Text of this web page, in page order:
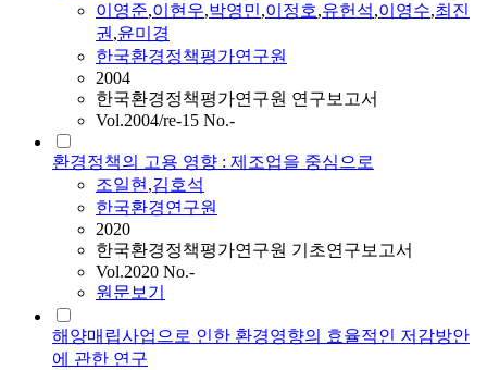
이영준,이현우,박영민,이정호,유헌석,이영수,최진
권,윤미경
한국환경정책평가연구원
2004
한국환경정책평가연구원 연구보고서
Vol.2004/re-15 No.-
환경정책의 고용 영향 : 제조업을 중심으로
조일현,김호석
한국환경연구원
2020
한국환경정책평가연구원 기초연구보고서
Vol.2020 No.-
원문보기
해양매립사업으로 인한 환경영향의 효율적인 저감방안
에 관한 연구